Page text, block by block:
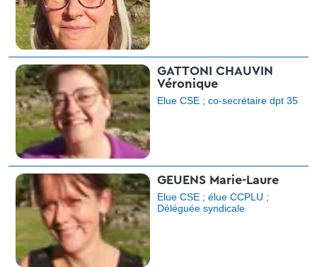
GATTONI CHAUVIN
Véronique
Elue CSE ; co-secrétaire dpt 35
GEUENS Marie-Laure
Elue CSE ; élue CCPLU ;
Déléguée syndicale